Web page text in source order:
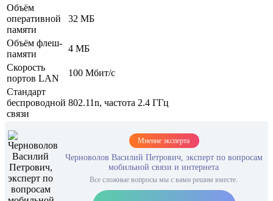
Объём
оперативной
памяти
32 МБ
Объём флеш-
памяти
4 МБ
Скорость
портов LAN
100 Мбит/с
Стандарт
беспроводной
связи
802.11n, частота 2.4 ГГц
Мнение эксперта
Черноволов Василий Петрович, эксперт по вопросам
мобильной связи и интернета
Все сложные вопросы мы с вами решим вместе.